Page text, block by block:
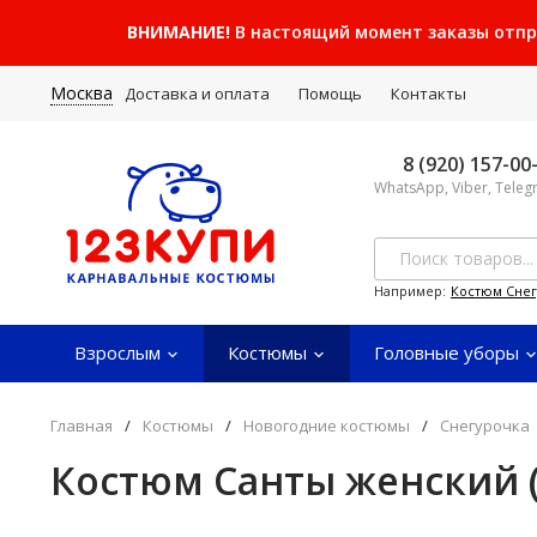
ВНИМАНИЕ!В настоящий момент заказы
Москва Доставка и оплата Помощь Контакты
8 (920) 157-
WhatsApp, Viber,
Например: Костюм
Взрослым Костюмы Головные уборы
Главная / Костюмы / Новогодние костюмы / Снегурочка
Костюм Санты женский